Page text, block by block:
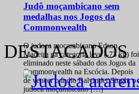
Judô moçambicano sem
medalhas nos Jogos da
Commonwealth
O judoca moçambicano Edson
Madeira na categoria leve (-73 kg) foi
eliminado neste sábado dos Jogos da
Commonwealth na Escócia. Depois
de vencer o índio Balvinder Singh, o
judoca moçambicano […]
DESTACADOS